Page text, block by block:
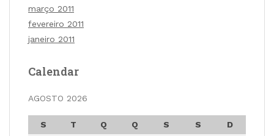
março 2011
fevereiro 2011
janeiro 2011
Calendar
AGOSTO 2026
S T Q Q S S
D